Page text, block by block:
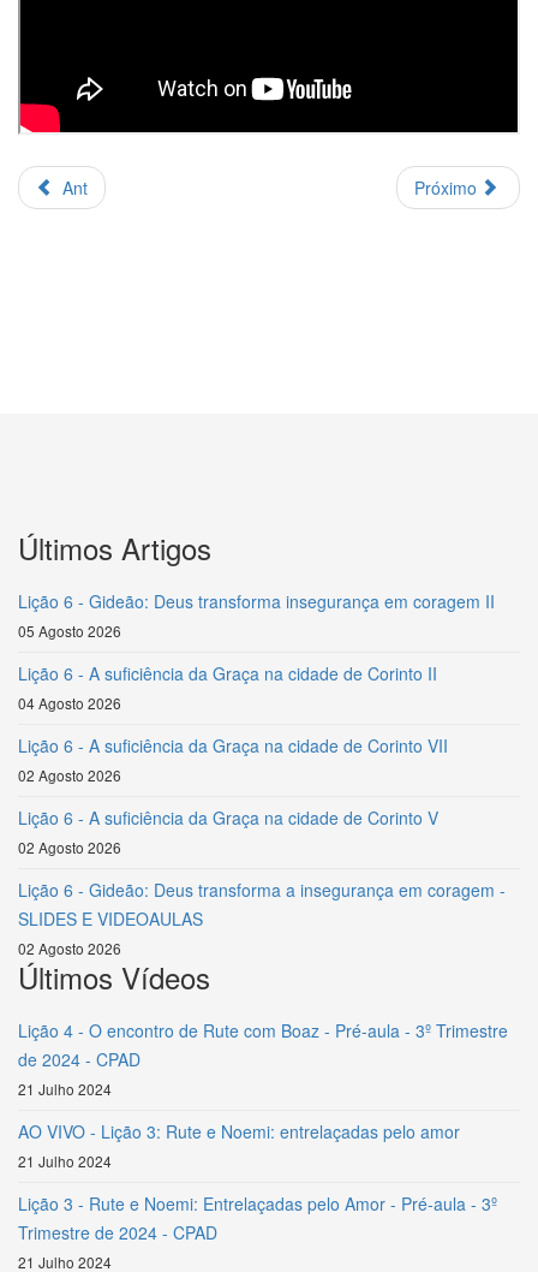
Ant Próximo
Últimos Artigos
Lição 6 - Gideão: Deus transforma insegurança em coragem II
05 Agosto 2026
Lição 6 - A suficiência da Graça na cidade de Corinto II
04 Agosto 2026
Lição 6 - A suficiência da Graça na cidade de Corinto VII
02 Agosto 2026
Lição 6 - A suficiência da Graça na cidade de Corinto V
02 Agosto 2026
Lição 6 - Gideão: Deus transforma a insegurança em coragem -
SLIDES E VIDEOAULAS
02 Agosto 2026
Últimos Vídeos
Lição 4 - O encontro de Rute com Boaz - Pré-aula - 3º Trimestre
de 2024 - CPAD
21 Julho 2024
AO VIVO - Lição 3: Rute e Noemi: entrelaçadas pelo amor
21 Julho 2024
Lição 3 - Rute e Noemi: Entrelaçadas pelo Amor - Pré-aula - 3º
Trimestre de 2024 - CPAD
21 Julho 2024